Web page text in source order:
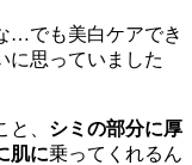
…でも美白ケアでき
に思っていました
、 シミの部分に厚
肌に乗ってくれるん